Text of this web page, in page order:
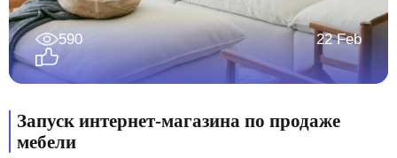
590 22 Feb
Запуск интернет-магазина по продаже
мебели